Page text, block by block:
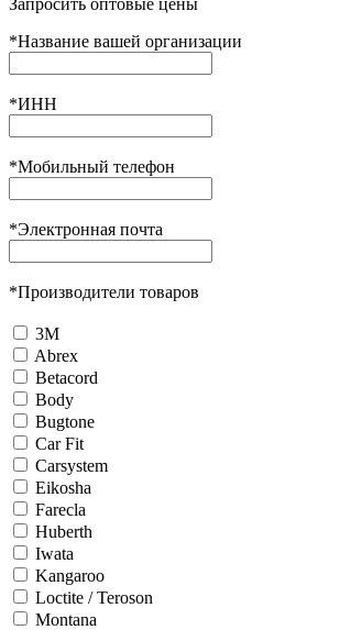
Запросить оптовые цены
*Название вашей организации
*ИНН
*Мобильный телефон
*Электронная почта
*Производители товаров
3М
Abrex
Betacord
Body
Bugtone
Car Fit
Carsystem
Eikosha
Farecla
Huberth
Iwata
Kangaroo
Loctite / Teroson
Montana